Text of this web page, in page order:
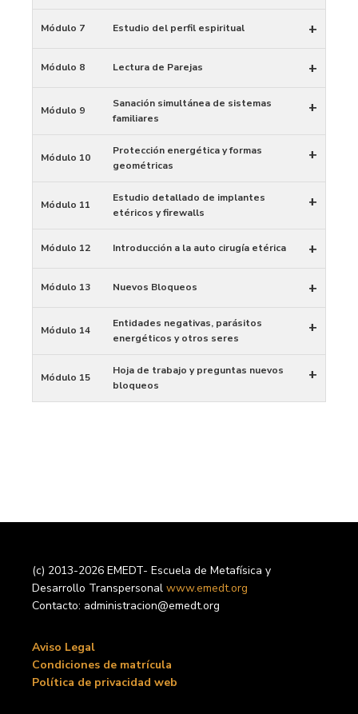
Módulo 7 Estudio del perfil espiritual +
Módulo 8 Lectura de Parejas +
Módulo 9
Sanación simultánea de sistemas
familiares
+
Módulo 10
Protección energética y formas
geométricas
+
Módulo 11
Estudio detallado de implantes
etéricos y firewalls
+
Módulo 12 Introducción a la auto cirugía etérica +
Módulo 13 Nuevos Bloqueos +
Módulo 14
Entidades negativas, parásitos
energéticos y otros seres
+
Módulo 15
Hoja de trabajo y preguntas nuevos
bloqueos
+
(c) 2013-2026 EMEDT- Escuela de Metafísica y
Desarrollo Transpersonal www.emedt.org
Contacto: administracion@emedt.org
Aviso Legal
Condiciones de matrícula
Política de privacidad web